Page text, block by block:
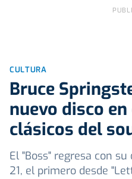
CULTURA
Bruce
nuevo disco
clásicos del
El "Boss" regresa con
21, el primero desde